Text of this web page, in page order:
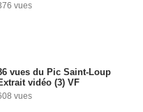
vues
vues du Pic Saint-Loup
vidéo (3) VF
vues